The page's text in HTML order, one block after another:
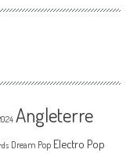
Angleterre
Dream Pop Electro Pop